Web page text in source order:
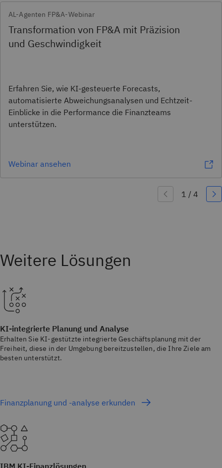
AL-Agenten FP&A-Webinar
Transformation von FP&A mit Präzision
und Geschwindigkeit
Erfahren Sie, wie KI-gesteuerte Forecasts,
automatisierte Abweichungsanalysen und Echtzeit-
Einblicke in die Performance die Finanzteams
unterstützen.
Webinar ansehen
KI-integrierte Planung und Analyse
Erhalten Sie KI-gestützte integrierte Geschäftsplanung mit der
Freiheit, diese in der Umgebung bereitzustellen, die Ihre Ziele am
besten unterstützt.
Finanzplanung und -analyse erkunden
IBM KI-Finanzlösungen